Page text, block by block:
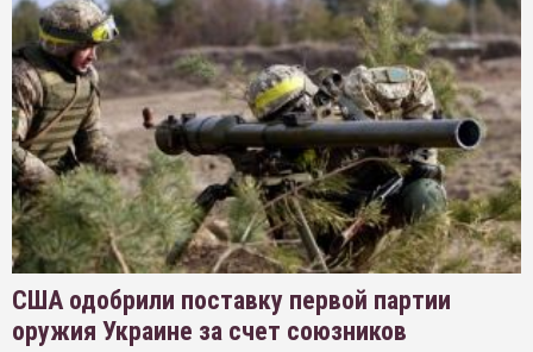
США одобрили поставку первой партии
оружия Украине за счет союзников